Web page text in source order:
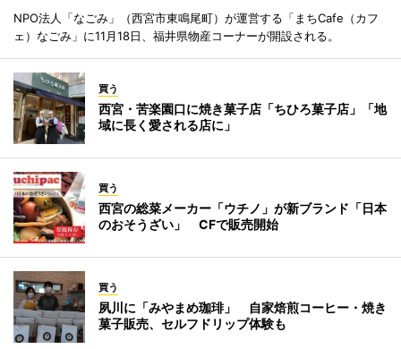
NPO法人「なごみ」（西宮市東鳴尾町）が運営する「まちCafe（カフ
ェ）なごみ」に11月18日、福井県物産コーナーが開設される。
買う
西宮・苦楽園口に焼き菓子店「ちひろ菓子店」「地
域に長く愛される店に」
買う
西宮の総菜メーカー「ウチノ」が新ブランド「日本
のおそうざい」 CFで販売開始
買う
夙川に「みやまめ珈琲」 自家焙煎コーヒー・焼き
菓子販売、セルフドリップ体験も